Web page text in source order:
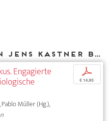
Weitere Texte von Jens Kastner bei DIAPHANES
Engagierte
Müller (Hg.),
p
€ 14,95